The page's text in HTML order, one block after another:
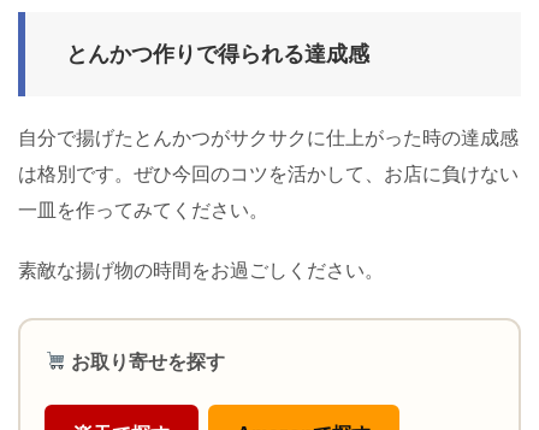
とんかつ作りで得られる達成感
自分で揚げたとんかつがサクサクに仕上がった時の達成感
は格別です。ぜひ今回のコツを活かして、お店に負けない
一皿を作ってみてください。
素敵な揚げ物の時間をお過ごしください。
お取り寄せを探す